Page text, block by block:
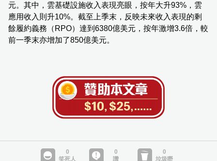
元。其中，雲基礎設施收入表現亮眼，按年大升93%，雲
應用收入則升10%。截至上季末，反映未來收入表現的剩
餘履約義務（RPO）達到6380億美元，按年激增3.6倍，較
前一季末亦增加了850億美元。